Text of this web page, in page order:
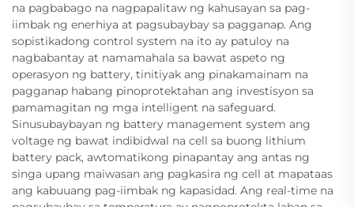
na pagbabago na nagpapalitaw ng kahusayan sa pag-
iimbak ng enerhiya at pagsubaybay sa pagganap. Ang
sopistikadong control system na ito ay patuloy na
nagbabantay at namamahala sa bawat aspeto ng
operasyon ng battery, tinitiyak ang pinakamainam na
pagganap habang pinoprotektahan ang investisyon sa
pamamagitan ng mga intelligent na safeguard.
Sinusubaybayan ng battery management system ang
voltage ng bawat indibidwal na cell sa buong lithium
battery pack, awtomatikong pinapantay ang antas ng
singa upang maiwasan ang pagkasira ng cell at mapataas
ang kabuuang pag-iimbak ng kapasidad. Ang real-time na